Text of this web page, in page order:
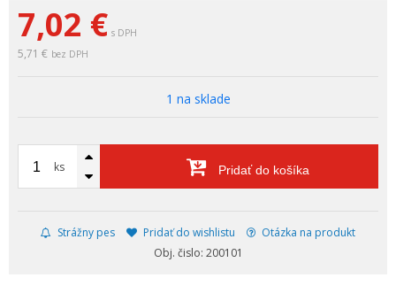
7,02 € s DPH
5,71 € bez DPH
1 na sklade
ks Pridať do košíka
Strážny pes Pridať do wishlistu
Otázka na produkt
Obj. čislo: 200101